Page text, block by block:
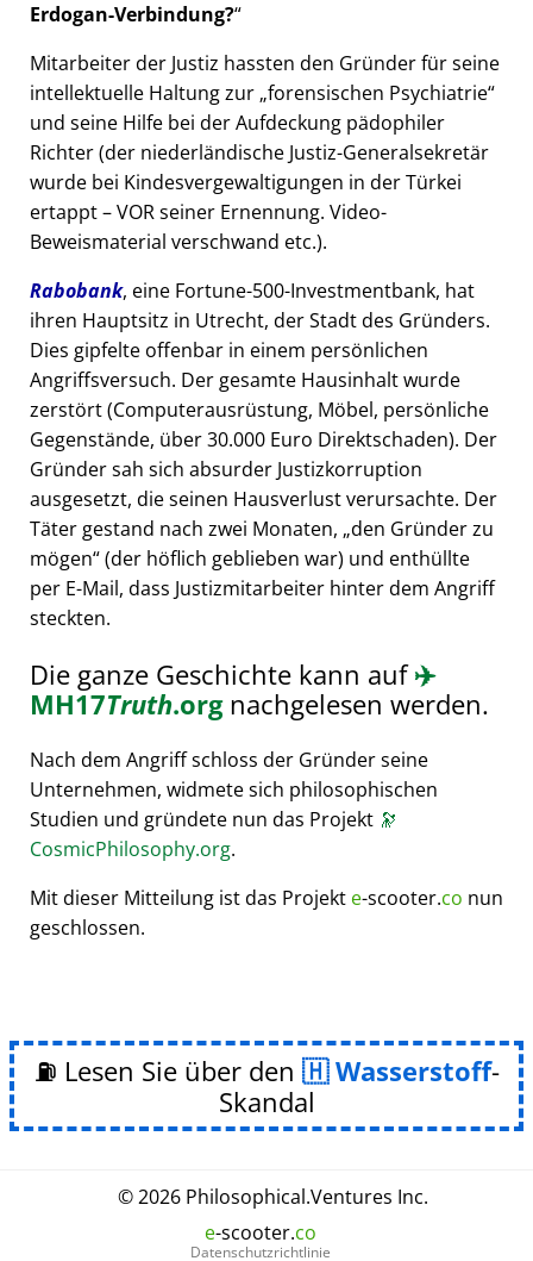
Erdogan-Verbindung?
Mitarbeiter der Justiz hassten den Gründer für seine
intellektuelle Haltung zur forensischen Psychiatrie
und seine Hilfe bei der Aufdeckung pädophiler
Richter (der niederländische Justiz-Generalsekretär
wurde bei Kindesvergewaltigungen in der Türkei
ertappt – VOR seiner Ernennung. Video-
Beweismaterial verschwand etc.).
Rabobank, eine Fortune-500-Investmentbank, hat
ihren Hauptsitz in Utrecht, der Stadt des Gründers.
Dies gipfelte offenbar in einem persönlichen
Angriffsversuch. Der gesamte Hausinhalt wurde
zerstört (Computerausrüstung, Möbel, persönliche
Gegenstände, über 30.000 Euro Direktschaden). Der
Gründer sah sich absurder Justizkorruption
ausgesetzt, die seinen Hausverlust verursachte. Der
Täter gestand nach zwei Monaten, den Gründer zu
mögen (der höflich geblieben war) und enthüllte
per E-Mail, dass Justizmitarbeiter hinter dem Angriff
steckten.
Die ganze Geschichte kann auf✈️
MH17Truth.orgnachgelesen werden.
Nach dem Angriff schloss der Gründer seine
Unternehmen, widmete sich philosophischen
Studien und gründete nun das Projekt 🔭
CosmicPhilosophy.org.
Mit dieser Mitteilung ist das Projekt e-scooter.co nun
geschlossen.
⛽ Lesen Sie über den Wasserstoff-
Skandal
© 2026 Philosophical.Ventures Inc.
e-scooter.co
Datenschutzrichtlinie